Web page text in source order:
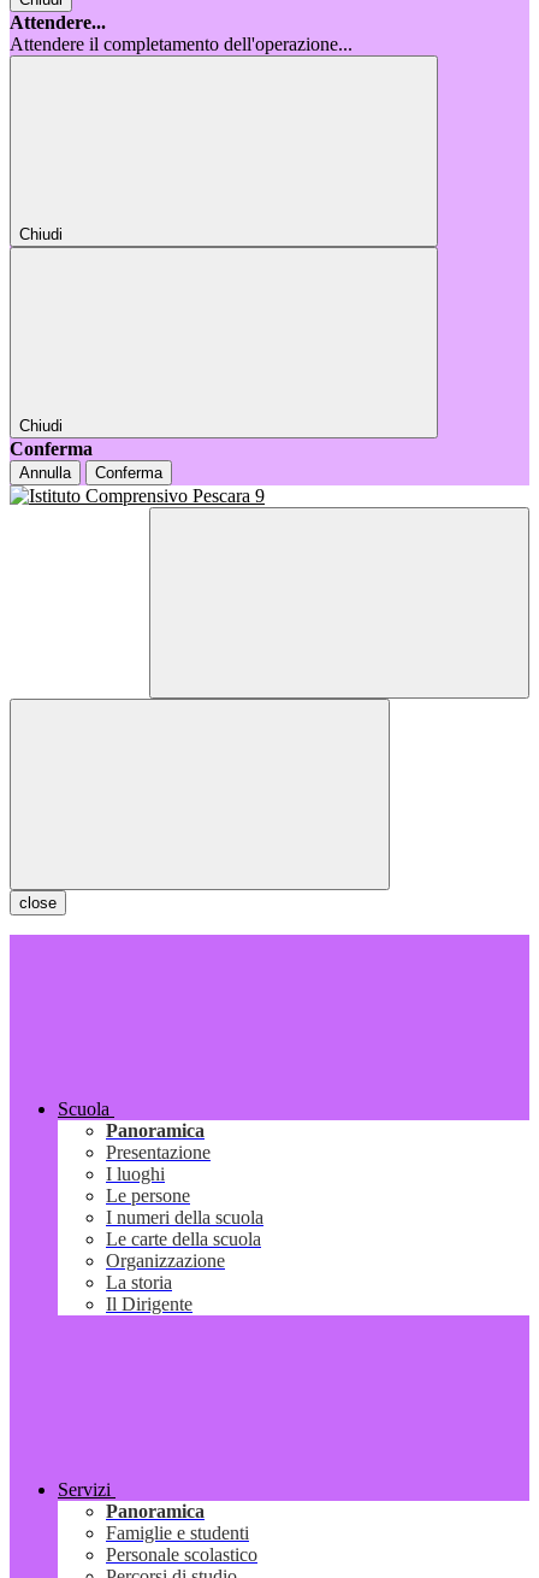
Attendere...
Attendere il completamento dell'operazione...
Chiudi
Chiudi
Conferma
Annulla Conferma
close
Scuola
Panoramica
Presentazione
I luoghi
Le persone
I numeri della scuola
Le carte della scuola
Organizzazione
La storia
Il Dirigente
Servizi
Panoramica
Famiglie e studenti
Personale scolastico